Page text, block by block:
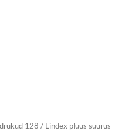
128 / Lindex pluus suurus